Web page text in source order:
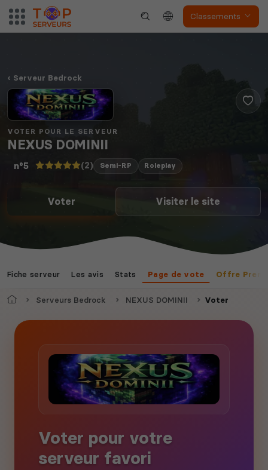
Classements
Serveur Bedrock
VOTER POUR LE SERVEUR
NEXUS DOMINII
n°5 (2) Semi-RP Roleplay
Voter Visiter le site
Fiche serveur Les avis Stats Page de vote Offre
AccueilServeurs Bedrock NEXUS DOMINII Voter
Voter pour votre
serveur favori